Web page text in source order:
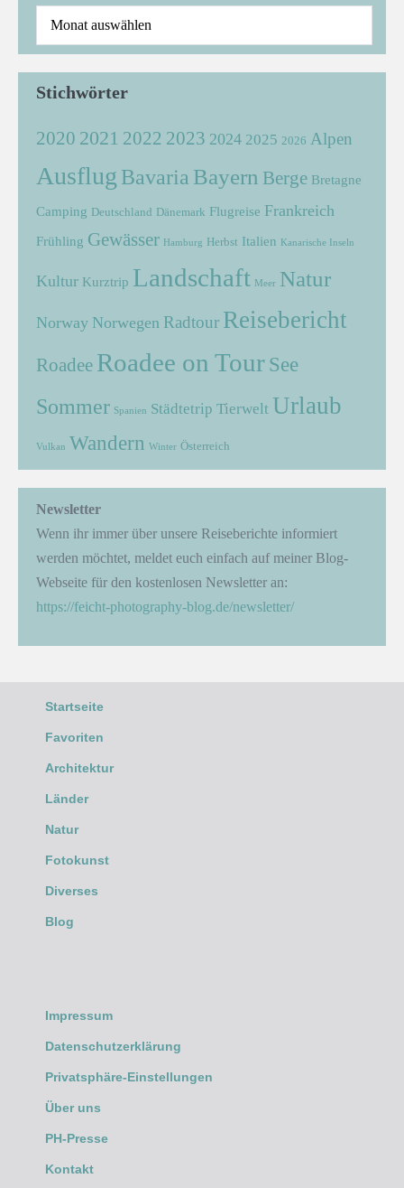
Stichwörter
2020 2021 2022 2023 2024 2025 2026 Alpen
Ausflug Bavaria Bayern Berge Bretagne
Camping Deutschland Dänemark Flugreise Frankreich
Frühling Gewässer Hamburg Herbst Italien Kanarische Inseln
Kultur Kurztrip Landschaft Meer Natur
Norway Norwegen Radtour Reisebericht
Roadee Roadee on Tour See
Sommer Spanien Städtetrip Tierwelt Urlaub
Vulkan Wandern Winter Österreich
Newsletter
Wenn ihr immer über unsere Reiseberichte informiert
werden möchtet, meldet euch einfach auf meiner Blog-
Webseite für den kostenlosen Newsletter an:
https://feicht-photography-blog.de/newsletter/
Startseite
Favoriten
Architektur
Länder
Natur
Fotokunst
Diverses
Blog
Impressum
Datenschutzerklärung
Privatsphäre-Einstellungen
Über uns
PH-Presse
Kontakt